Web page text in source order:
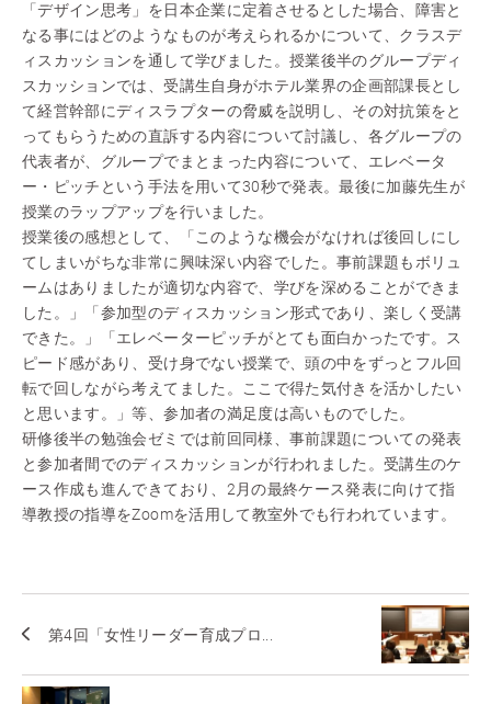
「デザイン思考」を日本企業に定着させるとした場合、障害と
なる事にはどのようなものが考えられるかについて、クラスデ
ィスカッションを通して学びました。授業後半のグループディ
スカッションでは、受講生自身がホテル業界の企画部課長とし
て経営幹部にディスラプターの脅威を説明し、その対抗策をと
ってもらうための直訴する内容について討議し、各グループの
代表者が、グループでまとまった内容について、エレベータ
ー・ピッチという手法を用いて30秒で発表。最後に加藤先生が
授業のラップアップを行いました。
授業後の感想として、「このような機会がなければ後回しにし
てしまいがちな非常に興味深い内容でした。事前課題もボリュ
ームはありましたが適切な内容で、学びを深めることができま
した。」「参加型のディスカッション形式であり、楽しく受講
できた。」「エレベーターピッチがとても面白かったです。ス
ピード感があり、受け身でない授業で、頭の中をずっとフル回
転で回しながら考えてました。ここで得た気付きを活かしたい
と思います。」等、参加者の満足度は高いものでした。
研修後半の勉強会ゼミでは前回同様、事前課題についての発表
と参加者間でのディスカッションが行われました。受講生のケ
ース作成も進んできており、2月の最終ケース発表に向けて指
導教授の指導をZoomを活用して教室外でも行われています。
第4回「女性リーダー育成プロ...